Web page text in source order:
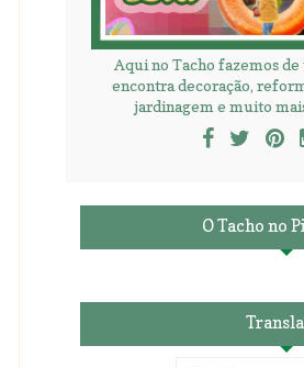
Aqui no Tacho fazemos
encontra decoração,
jardinagem e muito
O Tacho no